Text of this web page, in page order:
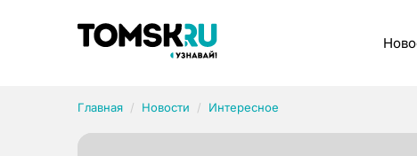
Главная Новости Интересное
Рубрики